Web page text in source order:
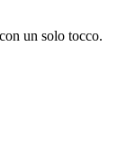
un solo tocco.